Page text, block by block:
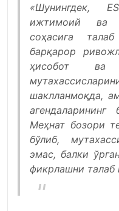
«Шунингдек,
ижтимоий ва
соҳасига
барқарор
ҳисобот ва
шаклланмоқда,
Меҳнат бозори
бўлиб,
эмас, балки
фикрлашни